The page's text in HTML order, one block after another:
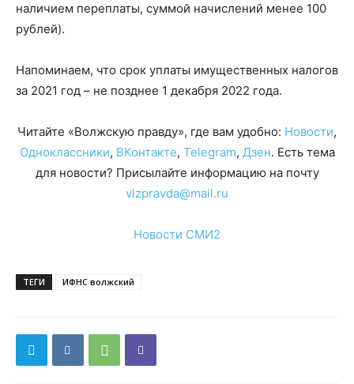
наличием переплаты, суммой начислений менее 100
рублей).
Напоминаем, что срок уплаты имущественных налогов
за 2021 год – не позднее 1 декабря 2022 года.
Читайте «Волжскую правду», где вам удобно: Новости,
Одноклассники, ВКонтакте, Telegram, Дзен. Есть тема
для новости? Присылайте информацию на почту
vlzpravda@mail.ru
Новости СМИ2
ТЕГИ ИФНС волжский